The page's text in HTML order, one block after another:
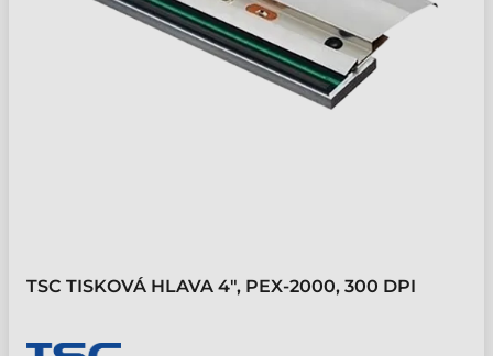
TSC TISKOVÁ HLAVA 4", PEX-2000, 300 DPI